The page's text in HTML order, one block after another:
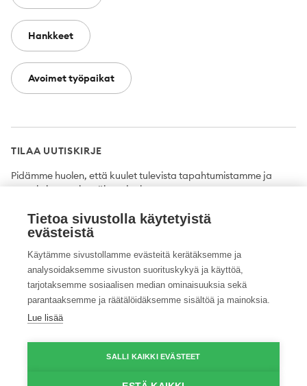
Hankkeet
Avoimet työpaikat
TILAA UUTISKIRJE
Pidämme huolen, että kuulet tulevista tapahtumistamme ja
uutuuksista ensimmäisten joukossa.
Tilaa
Twitter FacebookYouTubeInstagramLinkedIn
Tietoa sivustolla käytetyistä
evästeistä
Käytämme sivustollamme evästeitä kerätäksemme ja
analysoidaksemme sivuston suorituskykyä ja käyttöä,
tarjotaksemme sosiaalisen median ominaisuuksia sekä
parantaaksemme ja räätälöidäksemme sisältöä ja mainoksia.
Lue lisää
SALLI KAIKKI EVÄSTEET